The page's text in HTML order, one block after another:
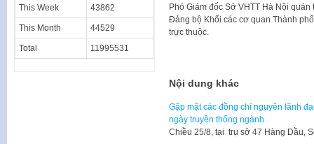
Phó Giám đốc Sở VHTT Hà Nội
Đảng bộ Khối các cơ quan Thành
trực thuộc.
Nội dung khác
Gặp mặt các đồng chí nguyên lãnh
ngày truyền thống ngành
​Chiều 25/8, tại trụ sở 47 Hàng Dầu,
This Week 43862
This Month 44529
Total 11995531